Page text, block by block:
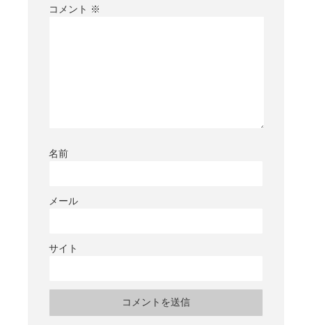
コメント ※
名前
メール
サイト